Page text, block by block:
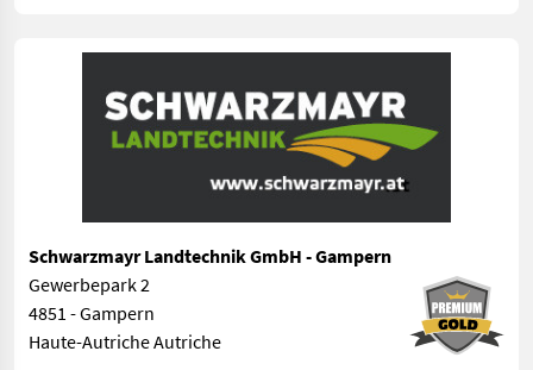
Schwarzmayr Landtechnik GmbH - Gampern
Gewerbepark 2
4851 - Gampern
Haute-Autriche Autriche